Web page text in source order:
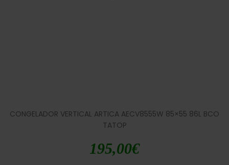
CONGELADOR VERTICAL ARTICA AECV8555W 85×55 86L BCO
TATOP
195,00€